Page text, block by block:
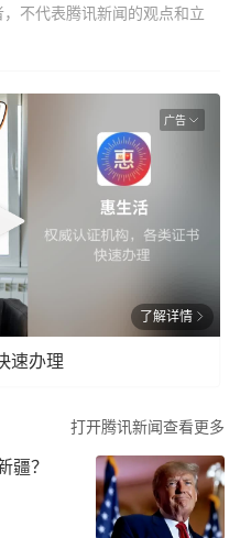
不代表腾讯新闻的观点和立
广告
了解详情
速办理
打开腾讯新闻查看更多
疆？